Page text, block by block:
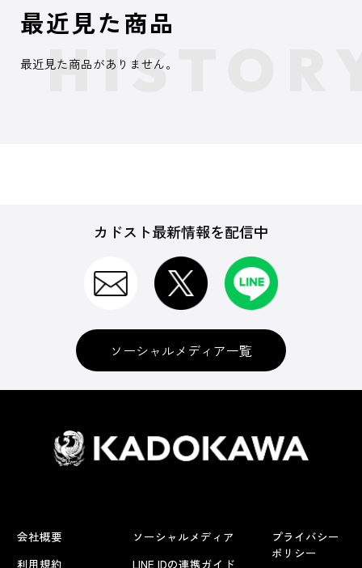
最近見た商品
最近見た商品がありません。
カドスト最新情報を配信中
ソーシャルメディア一覧
会社概要
利用規約
ソーシャルメディア
LINE IDの連携ガイド
プライバシー
ポリシー